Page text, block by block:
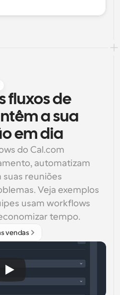
fluxos de
a sua
em dia
do Cal.com
automatizam
reuniões
Veja exemplos
usam workflows
tempo.
vendas